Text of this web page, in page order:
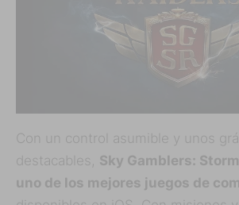
Con un control asumible y unos
destacables, Sky Gamblers:
uno de los mejores juegos de